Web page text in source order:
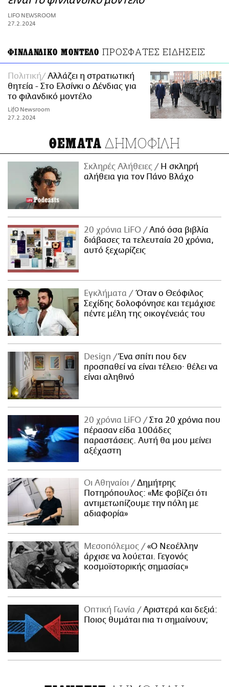
ΑΜΠΑ
PRINT
LIFO NEWSROOM
27.2.2024
ΦΙΝΛΑΝΔΙΚΟ ΜΟΝΤΕΛΟ ΠΡΟΣΦΑΤΕΣ ΕΙΔΗΣΕΙΣ
Πολιτική
Αλλάζει η στρατιωτική
θητεία - Στο Ελσίνκι ο Δένδιας για
το φιλανδικό μοντέλο
LifO Newsroom
27.2.2024
ΘΕΜΑΤΑ ΔΗΜΟΦΙΛΗ
Σκληρές Αλήθειες
H σκληρή
αλήθεια για τον Πάνο Βλάχο
20 χρόνια LiFO
Από όσα βιβλία
διάβασες τα τελευταία 20 χρόνια,
αυτό ξεχωρίζεις
Εγκλήματα
Όταν ο Θεόφιλος
Σεχίδης δολοφόνησε και τεμάχισε
πέντε μέλη της οικογένειάς του
Design
Ένα σπίτι που δεν
προσπαθεί να είναι τέλειο· θέλει να
είναι αληθινό
20 χρόνια LiFO
Στα 20 χρόνια που
πέρασαν είδα 100άδες
παραστάσεις. Αυτή θα μου μείνει
αξέχαστη
Οι Αθηναίοι
Δημήτρης
Ποτηρόπουλος: «Με φοβίζει ότι
αντιμετωπίζουμε την πόλη με
αδιαφορία»
Μεσοπόλεμος
«Ο Νεοέλλην
άρχισε να λούεται. Γεγονός
κοσμοϊστορικής σημασίας»
Οπτική Γωνία
Αριστερά και δεξιά:
Ποιος θυμάται πια τι σημαίνουν;